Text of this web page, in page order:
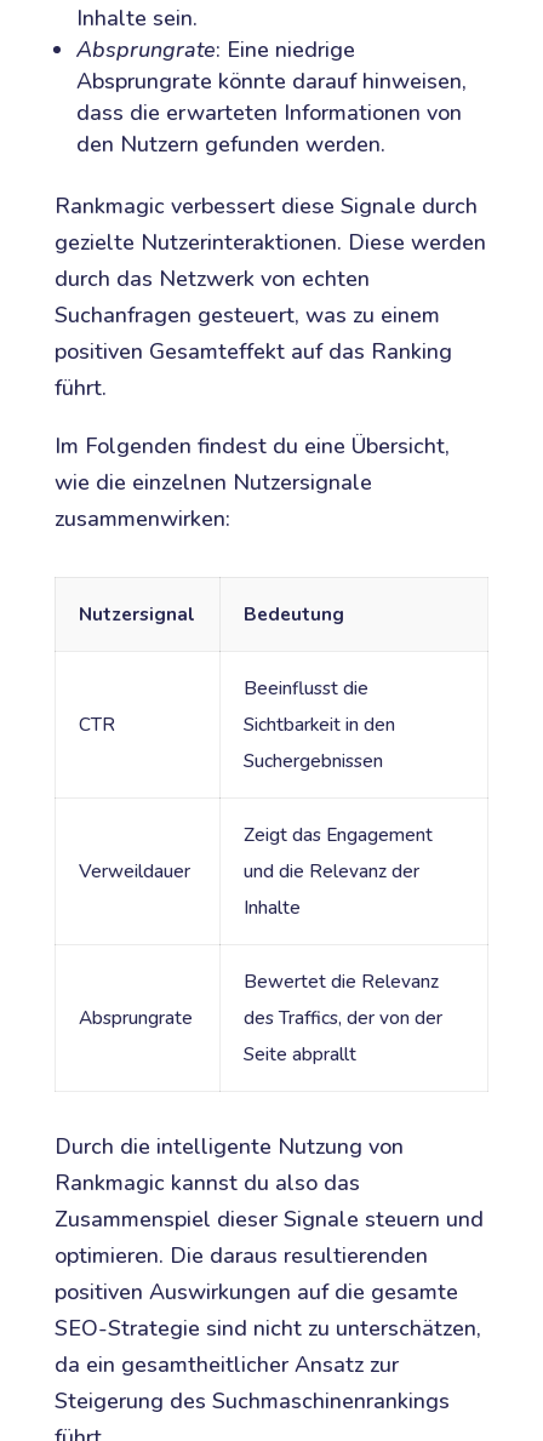
Inhalte sein.
Absprungrate: Eine niedrige
Absprungrate könnte darauf hinweisen,
dass die erwarteten Informationen von
den Nutzern gefunden werden.
Rankmagic verbessert diese Signale durch
gezielte Nutzerinteraktionen. Diese werden
durch das Netzwerk von echten
Suchanfragen gesteuert, was zu einem
positiven Gesamteffekt auf das Ranking
führt.
Im Folgenden findest du eine Übersicht,
wie die einzelnen Nutzersignale
zusammenwirken:
Nutzersignal Bedeutung
CTR
Beeinflusst die
Sichtbarkeit in den
Suchergebnissen
Verweildauer
Zeigt das Engagement
und die Relevanz der
Inhalte
Absprungrate
Bewertet die Relevanz
des Traffics, der von der
Seite abprallt
Durch die intelligente Nutzung von
Rankmagic kannst du also das
Zusammenspiel dieser Signale steuern und
optimieren. Die daraus resultierenden
positiven Auswirkungen auf die gesamte
SEO-Strategie sind nicht zu unterschätzen,
da ein gesamtheitlicher Ansatz zur
Steigerung des Suchmaschinenrankings